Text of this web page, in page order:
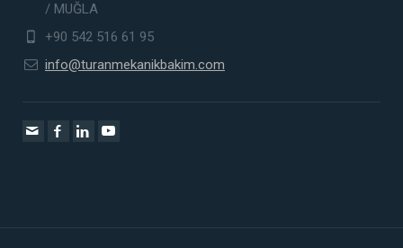
/ MUĞLA
+90 542 516 61 95
info@turanmekanikbakim.com